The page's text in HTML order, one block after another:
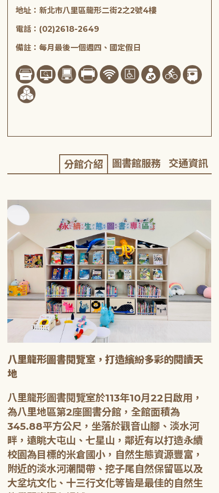
地址：新北市八里區龍形二街2之2號4樓
電話：(02)2618-2649
備註：每月最後一個週四、國定假日
分館介紹 圖書館服務 交通資訊
八里龍形圖書閱覽室，打造繽紛多彩的閱讀天
地
八里龍形圖書閱覽室於113年10月22日啟用，
為八里地區第2座圖書分館，全館面積為
345.88平方公尺，坐落於觀音山腳、淡水河
畔，遠眺大屯山、七星山，鄰近有以打造永續
校園為目標的米倉國小，自然生態資源豐富，
附近的淡水河潮間帶、挖子尾自然保留區以及
大坌坑文化、十三行文化等皆是最佳的自然生